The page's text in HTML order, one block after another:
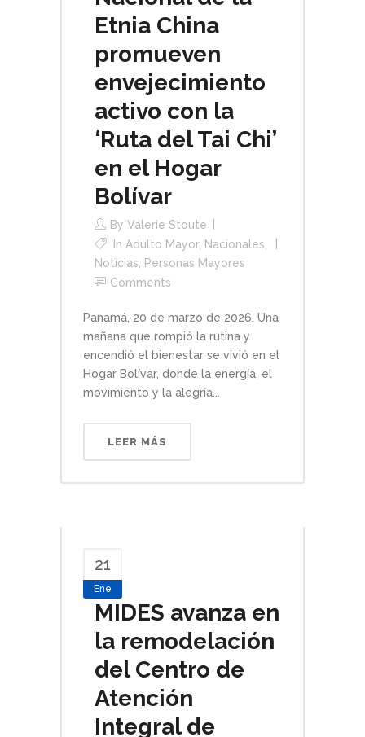
Etnia China
promueven
envejecimiento
activo con la
‘Ruta del Tai Chi’
en el Hogar
Bolívar
By Valerie Stoute
In Adulto Mayor, Nacionales
Noticias
Personas Mayores
Comments
Panamá, 20 de marzo de 2026. Una
mañana que rompió la rutina y
encendió el bienestar se vivió en el
Hogar Bolívar, donde la energía, el
movimiento y la alegría...
LEER MÁS
21
Ene
MIDES avanza en
la remodelación
del Centro de
Atención
Integral de